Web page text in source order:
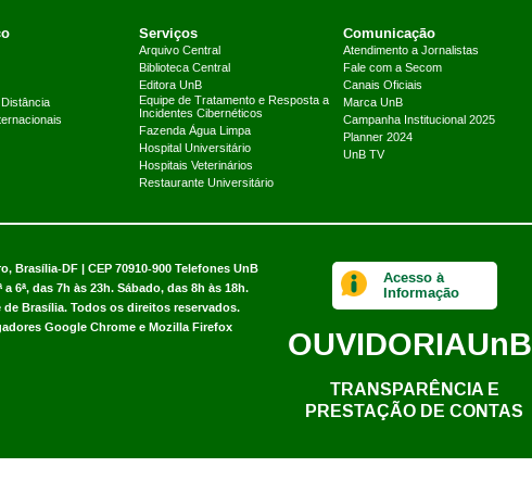
Serviços
Arquivo Central
Biblioteca Central
Editora UnB
Equipe de Tratamento e Resposta a
Incidentes Cibernéticos
Fazenda Água Limpa
Hospital Universitário
Hospitais Veterinários
Restaurante Universitário
Comunicação
Atendimento a Jornalistas
Fale com a Secom
Canais Oficiais
Marca UnB
Campanha Institucional 2025
Planner 2024
UnB TV
Brasília-DF | CEP 70910-900 Telefones UnB
6ª, das 7h às 23h. Sábado, das 8h às 18h.
de Brasília. Todos os direitos reservados.
Google Chrome e Mozilla Firefox
Acesso à
Informação
OUVIDORIAUnB
TRANSPARÊNCIA E
PRESTAÇÃO DE CONTAS